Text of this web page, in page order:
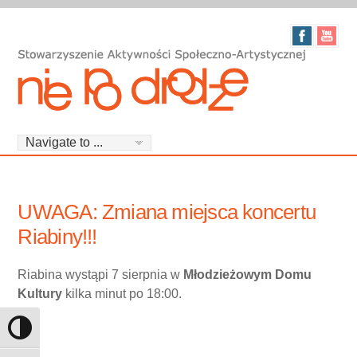
Toggle High Contrast
UWAGA: Zmiana miejsca koncertu
Riabiny!!!
Riabina wystąpi 7 sierpnia w Młodzieżowym Domu
Kultury kilka minut po 18:00.